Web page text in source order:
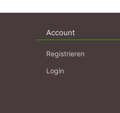
Account
Registrieren
Login